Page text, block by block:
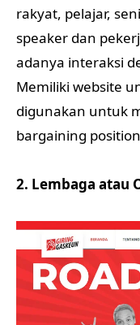
rakyat, pelajar,
speaker dan
adanya interaksi
Memiliki website
digunakan untuk
bargaining
2. Lembaga atau